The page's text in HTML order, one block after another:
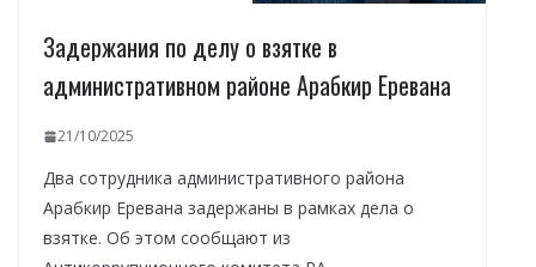
Задержания по делу о взятке в
административном районе Арабкир Еревана
21/10/2025
Два сотрудника административного района
Арабкир Еревана задержаны в рамках дела о
взятке. Об этом сообщают из